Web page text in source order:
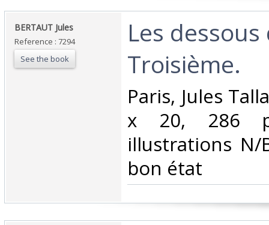
‎BERTAUT Jules‎
Reference : 7294
See the book
‎Les dessous
Troisième.‎
‎Paris, Jules
x 20, 286
illustrations N/
bon état‎